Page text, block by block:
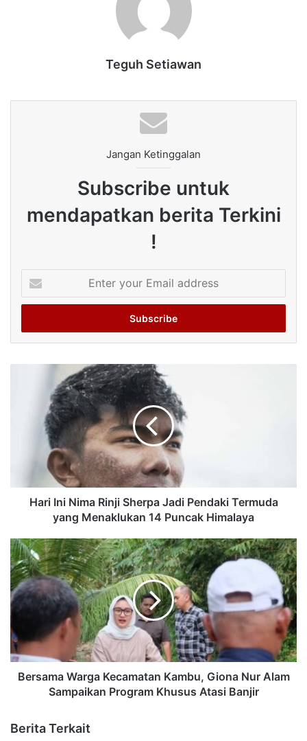
Teguh Setiawan
Jangan Ketinggalan
Subscribe untuk
mendapatkan berita Terkini
!
your
Email
Hari Ini Nima Rinji Sherpa Jadi Pendaki Termuda
yang Menaklukan 14 Puncak Himalaya
Bersama Warga Kecamatan Kambu, Giona Nur Alam
Sampaikan Program Khusus Atasi Banjir
Berita Terkait